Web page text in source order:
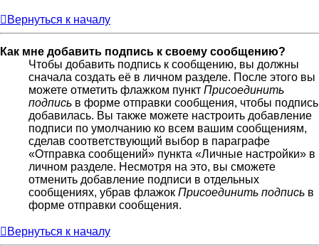
Вернуться к началу
Как мне добавить подпись к своему сообщению?
Чтобы добавить подпись к сообщению, вы должны
сначала создать её в личном разделе. После этого вы
можете отметить флажком пункт Присоединить
подпись в форме отправки сообщения, чтобы подпись
добавилась. Вы также можете настроить добавление
подписи по умолчанию ко всем вашим сообщениям,
сделав соответствующий выбор в параграфе
«Отправка сообщений» пункта «Личные настройки» в
личном разделе. Несмотря на это, вы сможете
отменить добавление подписи в отдельных
сообщениях, убрав флажок Присоединить подпись в
форме отправки сообщения.
Вернуться к началу